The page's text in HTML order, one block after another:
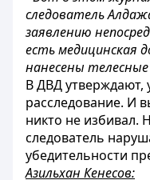
следователь
заявлению
есть медицинская
нанесены
В ДВД утверждают,
расследование. И
никто не избивал.
следователь
убедительности
Азильхан Кенесов: